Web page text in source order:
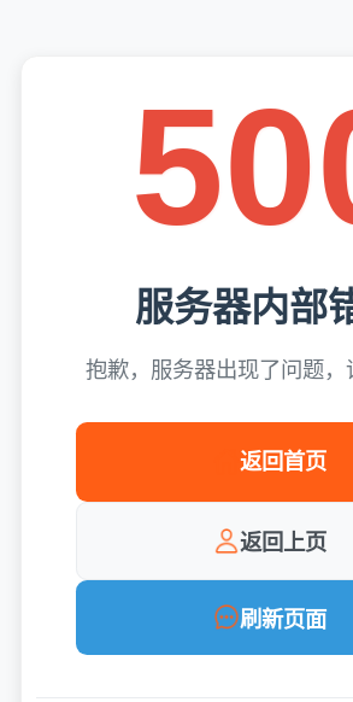
服务器内部
抱歉，服务器出现了问题，
返回首页
返回上页
刷新页面